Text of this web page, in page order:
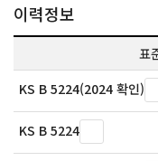
이력정보
표
KS B 5224(2024 확인)
KS B 5224